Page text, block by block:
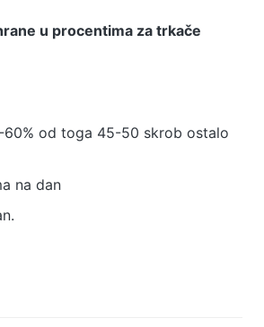
u procentima za trkače
od toga 45-50 skrob ostalo
na dan